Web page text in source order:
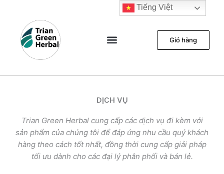
Giỏ hàng
DỊCH VỤ
Trian Green Herbal cung cấp các dịch vụ đi kèm với
sản phẩm của chúng tôi để đáp ứng nhu cầu quý khách
hàng theo cách tốt nhất, đồng thời cung cấp giải pháp
tối ưu dành cho các đại lý phân phối và bán lẻ.
Tiếng Việt